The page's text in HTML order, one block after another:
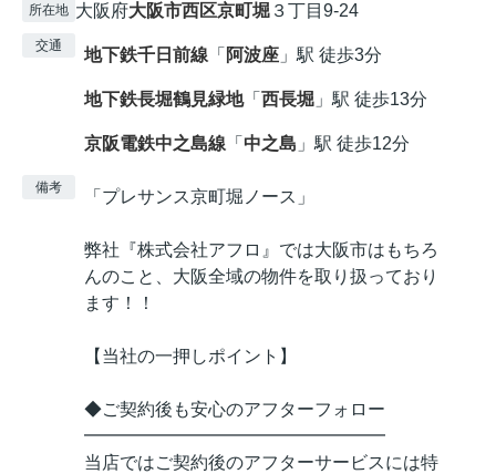
所在地 大阪府大阪市西区京町堀 ３丁目9-24
交通 地下鉄千日前線 「 阿波座 」駅 徒歩3分
地下鉄長堀鶴見緑地「 西長堀 」駅 徒歩13分
京阪電鉄中之島線 「 中之島 」駅 徒歩12分
備考 「プレサンス京町堀ノース」
弊社『株式会社アフロ』では大阪市はもちろ
んのこと、大阪全域の物件を取り扱っており
ます！！
【当社の一押しポイント】
◆ご契約後も安心のアフターフォロー
━━━━━━━━━━━━━━━━━
当店ではご契約後のアフターサービスには特